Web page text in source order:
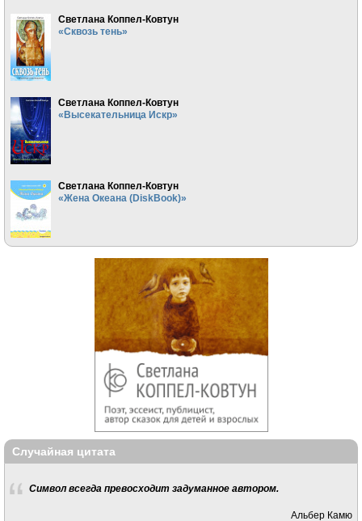
Светлана Коппел-Ковтун
«Сквозь тень»
Светлана Коппел-Ковтун
«Высекательница Искр»
Светлана Коппел-Ковтун
«Жена Океана (DiskBook)»
Случайная цитата
Символ всегда превосходит задуманное автором.
Альбер Камю